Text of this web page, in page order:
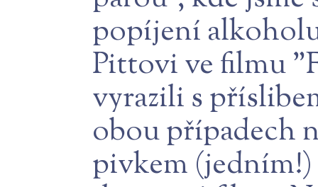
popíjení
Pittovi ve filmu
vyrazili s
obou případech
pivkem